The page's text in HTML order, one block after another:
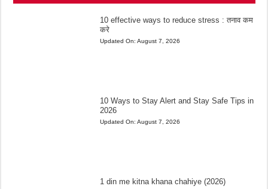
10 effective ways to reduce stress : तनाव कम
करे
Updated On: August 7, 2026
10 Ways to Stay Alert and Stay Safe Tips in
2026
Updated On: August 7, 2026
1 din me kitna khana chahiye (2026)